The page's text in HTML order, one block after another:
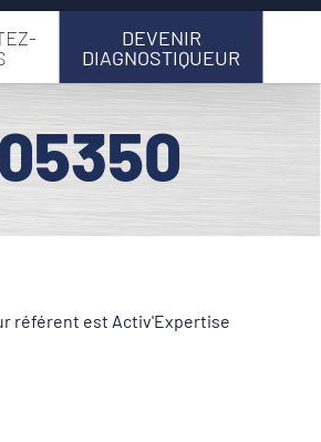
DEVENIR
DIAGNOSTIQUEUR
référent est Activ'Expertise